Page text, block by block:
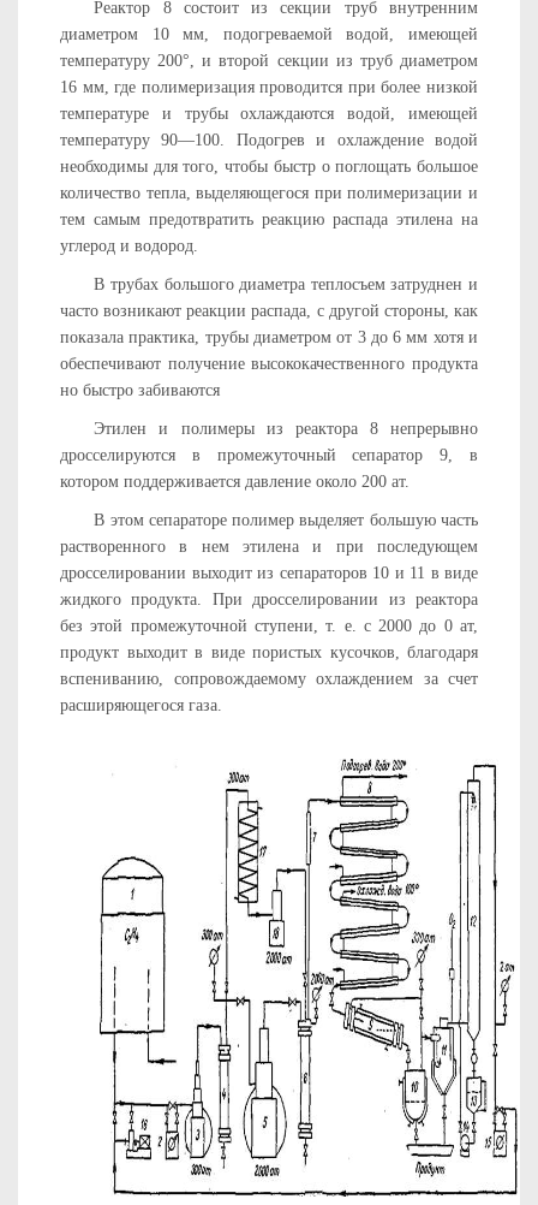
Реактор 8 состоит из секции труб внутренним
диаметром 10 мм, подогреваемой водой, имеющей
температуру 200°, и вто­рой секции из труб диаметром
16 мм, где полимеризация про­водится при более низкой
температуре и трубы охлаждаются водой, имеющей
температуру 90—100. Подогрев и охлаждение водой
необходимы для того, чтобы быстр о поглощать большое
количество тепла, выделяющегося при полимеризации и
тем самым предотвратить реакцию распада этилена на
углерод и водород.
В трубах большого диаметра теплосъем затруднен и
часто возникают реакции распада, с другой стороны, как
показала практика, трубы диаметром от 3 до 6 мм хотя и
обеспечивают получение высококачественного продукта
но быстро забиваются
Этилен и полимеры из реактора 8 непрерывно
дросселируются в промежуточный сепаратор 9, в
котором поддерживается давле­ние около 200 ат.
В этом сепараторе полимер выделяет большую часть
раство­ренного в нем этилена и при последующем
дросселировании выходит из сепараторов 10 и 11 в виде
жидкого продукта. При дросселировании из реактора
без этой промежуточной ступени, т. е. с 2000 до 0 ат,
продукт выходит в виде пористых кусочков, благодаря
вспениванию, сопровождаемому охлаждением за счет
расширяющегося газа.